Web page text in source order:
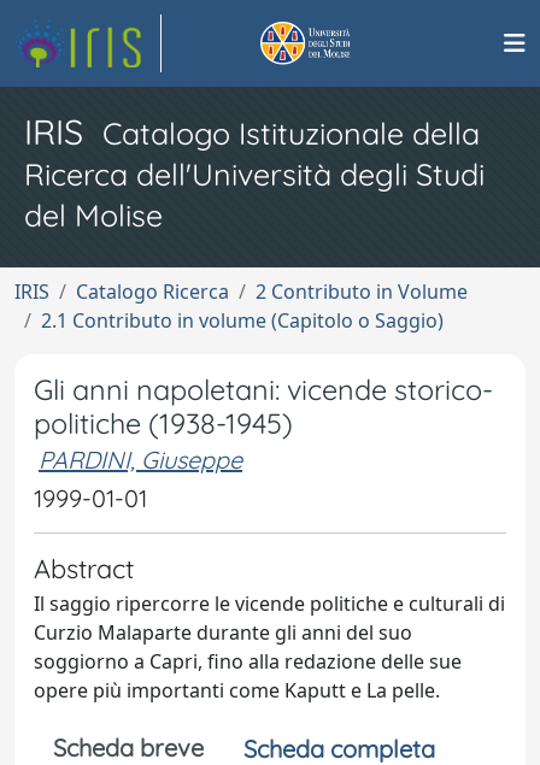
IRIS Catalogo Istituzionale della
Ricerca dell'Università degli Studi
del Molise
IRIS Catalogo Ricerca
2 Contributo in Volume
2.1 Contributo in volume (Capitolo o Saggio)
Gli anni napoletani: vicende storico-
politiche (1938-1945)
PARDINI, Giuseppe
1999-01-01
Abstract
Il saggio ripercorre le vicende politiche e culturali di
Curzio Malaparte durante gli anni del suo
soggiorno a Capri, fino alla redazione delle sue
opere più importanti come Kaputt e La pelle.
Scheda breve
Scheda completa